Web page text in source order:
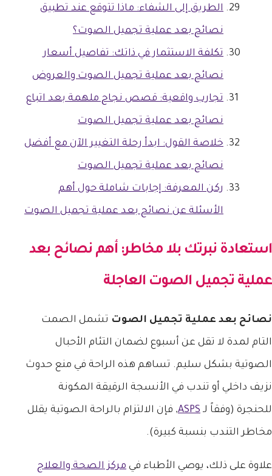
الطريق إلى الشفاء: ماذا تتوقع عند تطبيق
نصائح بعد عملية تجميل الصوت؟
تكلفة الاستثمار في ذاتك: تفاصيل أسعار
نصائح بعد عملية تجميل الصوت والعروض
تجارب واقعية: قصص نجاح ملهمة بعد اتباع
نصائح بعد عملية تجميل الصوت
خلاصة القول: ابدأ رحلة التغيير الآن مع أفضل
نصائح بعد عملية تجميل الصوت
ركن المعرفة: إجابات شاملة حول أهم
الأسئلة عن نصائح بعد عملية تجميل الصوت
استعادة نبرتك بلا مخاطر: أهم نصائح بعد
عملية تجميل الصوت العاجلة
نصائح بعد عملية تجميل الصوت تشمل الصمت
التام لمدة لا تقل عن أسبوع لضمان التئام الأحبال
الصوتية بشكل سليم. تساهم هذه الراحة في منع حدوث
نزيف داخلي أو تندب في الأنسجة الرقيقة المكونة
للحنجرة (وفقاً لـ ASPS, فإن الالتزام بالراحة الصوتية يقلل
مخاطر التندب بنسبة كبيرة).
علاوة على ذلك، يوصي الأطباء في مركز الصحة والعلاج